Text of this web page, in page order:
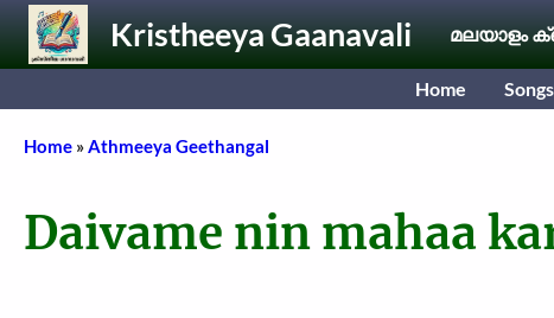
Skip to main contentKristheeya Gaanavali മലയാളം
Home
Breadcrumb
Home Athmeeya Geethangal
Daivame nin mahaa